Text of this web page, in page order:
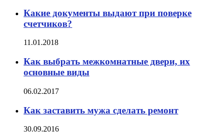
Какие документы выдают при поверке
счетчиков?
11.01.2018
Как выбрать межкомнатные двери, их
основные виды
06.02.2017
Как заставить мужа сделать ремонт
30.09.2016